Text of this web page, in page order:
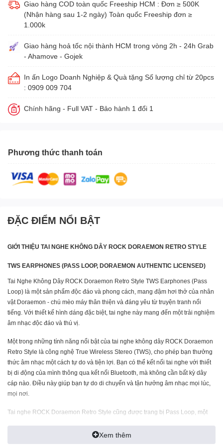
Giao hàng COD toàn quốc Freeship HCM : Đơn ≥ 500K
(Nhận hàng sau 1-2 ngày) Toàn quốc Freeship đơn ≥
1.000k
Giao hàng hoả tốc nội thành HCM trong vòng 2h - 24h Grab
- Ahamove - Gojek
In ấn Logo Doanh Nghiệp & Quà tặng Số lượng chỉ từ 20pcs
: 0909 009 704
Chính hãng - Full VAT - Bảo hành 1 đổi 1
Phương thức thanh toán
ĐẶC ĐIỂM NỔI BẬT
GIỚI THIỆU TAI NGHE KHÔNG DÂY ROCK DORAEMON RETRO STYLE
TWS EARPHONES (PASS LOOP, DORAEMON AUTHENTIC LICENSED)
Tai Nghe Không Dây ROCK Doraemon Retro Style TWS Earphones (Pass
Loop) là một sản phẩm độc đáo và phong cách, mang đậm hơi thở của nhân
vật Doraemon - chú mèo máy thân thiện và đáng yêu từ truyện tranh nổi
tiếng. Với thiết kế hình dáng đặc biệt, tai nghe này mang đến một trải nghiệm
âm nhạc độc đáo và thú vị.
Một trong những tính năng nổi bật của tai nghe không dây ROCK Doraemon
Retro Style là công nghệ True Wireless Stereo (TWS), cho phép bạn thưởng
thức âm nhạc một cách tự do và tiện lợi. Bạn có thể kết nối tai nghe với thiết
bị di động của mình thông qua kết nối Bluetooth, mà không cần bất kỳ dây
cáp nào. Điều này giúp bạn tự do di chuyển và tận hưởng âm nhạc mọi lúc,
mọi nơi.
Tai nghe ROCK Doraemon Retro Style cũng được trang bị Pass Loop, một
toàn. Pass Loop là một vòng lặp thông minh được thiết kế trên tai nghe, cho
phép bạn treo tai nghe lên móc chìa khóa, túi xách hoặc bất kỳ đồ vật nào
Xem thêm